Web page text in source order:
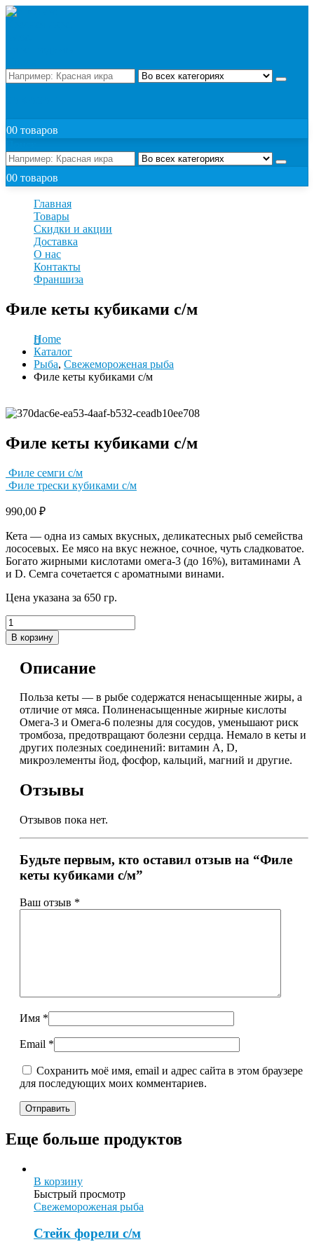
00 товаров
00 товаров
Главная
Товары
Скидки и акции
Доставка
О нас
Контакты
Франшиза
Филе кеты кубиками с/м
Home
Каталог
Рыба, Свежемороженая рыба
Филе кеты кубиками с/м
Филе кеты кубиками с/м
Филе семги с/м
Филе трески кубиками с/м
990,00 ₽
Кета — одна из самых вкусных, деликатесных рыб семейства
лососевых. Ее мясо на вкус нежное, сочное, чуть сладковатое.
Богато жирными кислотами омега-3 (до 16%), витаминами А
и D. Семга сочетается с ароматными винами.
Цена указана за 650 гр.
В корзину
Описание
Польза кеты — в рыбе содержатся ненасыщенные жиры, а
отличие от мяса. Полиненасыщенные жирные кислоты
Омега-3 и Омега-6 полезны для сосудов, уменьшают риск
тромбоза, предотвращают болезни сердца. Немало в кеты и
других полезных соединений: витамин А, D,
микроэлементы йод, фосфор, кальций, магний и другие.
Отзывы
Отзывов пока нет.
Будьте первым, кто оставил отзыв на “Филе
кеты кубиками с/м”
Ваш отзыв *
Имя *
Email *
Сохранить моё имя, email и адрес сайта в этом браузере
для последующих моих комментариев.
Еще больше продуктов
В корзину
Быстрый просмотр
Свежемороженая рыба
Cтейк форели с/м